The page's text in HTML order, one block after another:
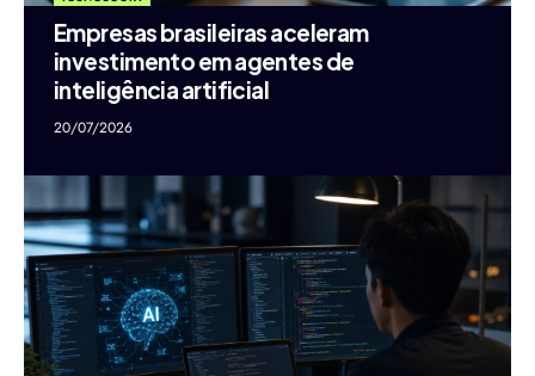
Empresas brasileiras aceleram
investimento em agentes de
inteligência artificial
20/07/2026